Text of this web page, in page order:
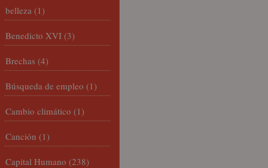
belleza (1)
Benedicto XVI (3)
Brechas (4)
Búsqueda de empleo (1)
Cambio climático (1)
Canción (1)
Capital Humano (238)